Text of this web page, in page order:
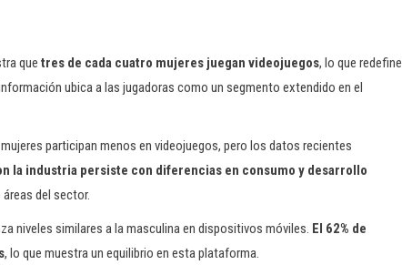
que tres de cada cuatro mujeres juegan videojuegos, lo que redefine
ubica a las jugadoras como un segmento extendido en el
participan menos en videojuegos, pero los datos recientes
la industria persiste con diferencias en consumo y desarrollo
del sector.
niveles similares a la masculina en dispositivos móviles. El 62% de
, lo que muestra un equilibrio en esta plataforma.